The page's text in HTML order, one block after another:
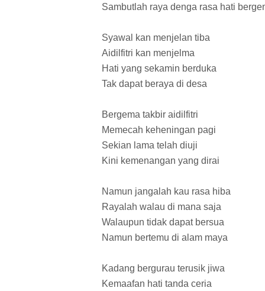
Sambutlah raya denga rasa hati
Syawal kan menjelan tiba
Aidilfitri kan menjelma
Hati yang sekamin berduka
Tak dapat beraya di desa
Bergema takbir aidilfitri
Memecah keheningan pagi
Sekian lama telah diuji
Kini kemenangan yang dirai
Namun jangalah kau rasa hiba
Rayalah walau di mana saja
Walaupun tidak dapat bersua
Namun bertemu di alam maya
Kadang bergurau terusik jiwa
Kemaafan hati tanda ceria